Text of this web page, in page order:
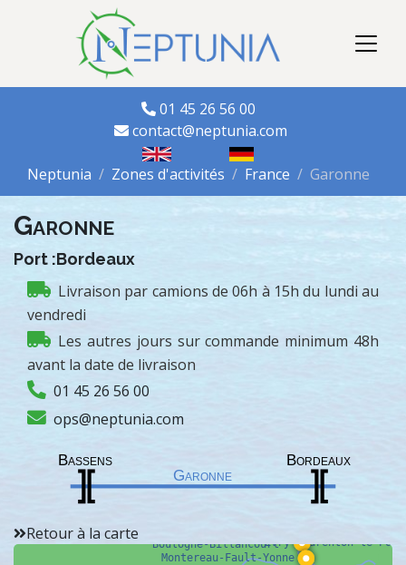
01 45 26 56 00
contact@neptunia.com
Neptunia Zones d'activités France Garonne
Garonne
Port :Bordeaux
Livraison par camions de 06h à 15h du lundi au
vendredi
Les autres jours sur commande minimum 48h
avant la date de livraison
01 45 26 56 00
ops@neptunia.com
Retour à la carte
Gennevilliers
Boulogne-Billancourt Charenton-le-Pont
Bruyères-sur-Oise
Evry
Montereau-Fault-Yonne